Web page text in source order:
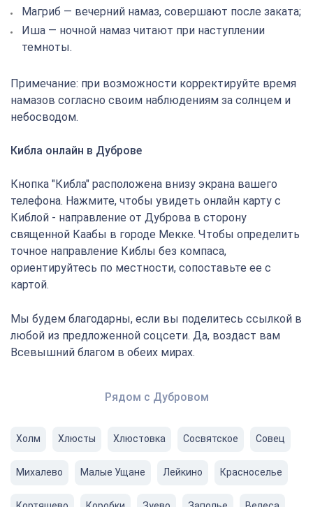
Магриб — вечерний намаз, совершают после заката;
Иша — ночной намаз читают при наступлении
темноты.
Примечание: при возможности корректируйте время
намазов согласно своим наблюдениям за солнцем и
небосводом.
Кибла онлайн в Дуброве
Кнопка "Кибла" расположена внизу экрана вашего
телефона. Нажмите, чтобы увидеть онлайн карту с
Киблой - направление от Дуброва в сторону
священной Каабы в городе Мекке. Чтобы определить
точное направление Киблы без компаса,
ориентируйтесь по местности, сопоставьте ее с
картой.
Мы будем благодарны, если вы поделитесь ссылкой в
любой из предложенной соцсети. Да, воздаст вам
Всевышний благом в обеих мирах.
Рядом с Дубровом
Холм Хлюсты Хлюстовка Сосвятское Совец
Михалево Малые Ущане Лейкино Красноселье